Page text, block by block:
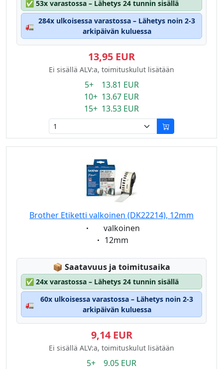
✅ 53x varastossa – Lähetys 24 tunnin sisällä
🚛
284x ulkoisessa varastossa – Lähetys noin 2-3
arkipäivän kuluessa
13,95 EUR
Ei sisällä ALV:a, toimituskulut lisätään
5+ 13.81 EUR
10+ 13.67 EUR
15+ 13.53 EUR
Brother Etiketti valkoinen (DK22214), 12mm
Eigenschaft:
valkoinen
Eigenschaft:
12mm
📦 Lagerstatus:
Saatavuus ja toimitusaika
✅ 24x varastossa – Lähetys 24 tunnin sisällä
🚛
60x ulkoisessa varastossa – Lähetys noin 2-3
arkipäivän kuluessa
9,14 EUR
Ei sisällä ALV:a, toimituskulut lisätään
5+ 9.05 EUR